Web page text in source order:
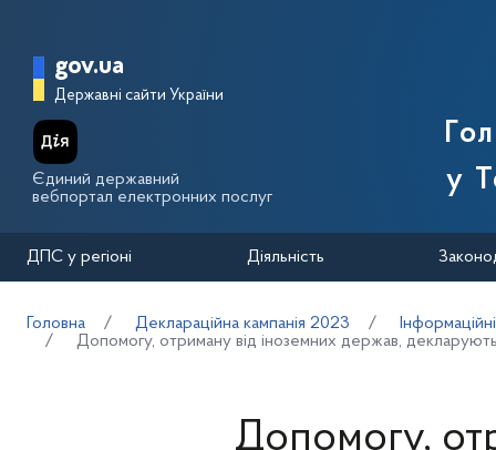
Головна сторінка Державної
gov.ua
Державні сайти України
Єдиний державний
вебпортал електронних послуг
у
ДПС у регіоні Діяльність
Головна Деклараційна кампанія 2023
Допомогу, отриману від іноземних держав,
Допомогу,